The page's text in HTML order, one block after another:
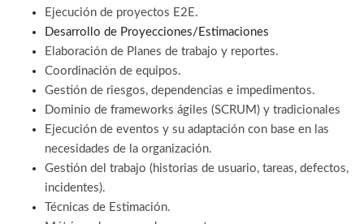
Ejecución de proyectos E2E.
Desarrollo de Proyecciones/Estimaciones
Elaboración de Planes de trabajo y reportes.
Coordinación de equipos.
Gestión de riesgos, dependencias e impedimentos.
Dominio de frameworks ágiles (SCRUM) y tradicionales
Ejecución de eventos y su adaptación con base en las
necesidades de la organización.
Gestión del trabajo (historias de usuario, tareas, defectos,
incidentes).
Técnicas de Estimación.